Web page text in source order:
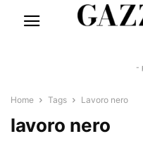
-
Home Tags Lavoro nero
lavoro nero